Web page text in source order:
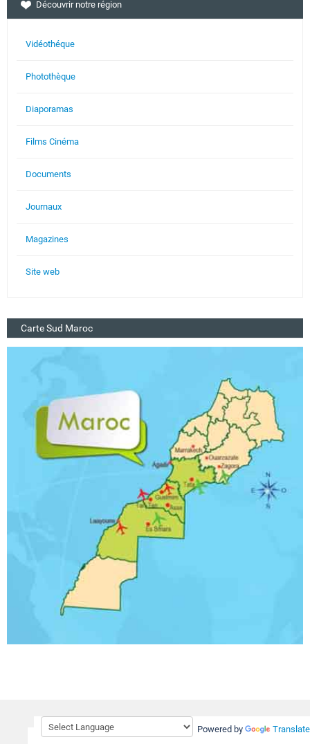
Découvrir notre région
Vidéothéque
Photothèque
Diaporamas
Films Cinéma
Documents
Journaux
Magazines
Site web
Carte Sud Maroc
Powered by Translate
RSS Portail sud Maroc